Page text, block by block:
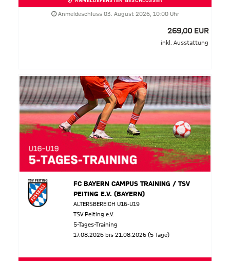
Anmeldeschluss 03. August 2026, 10:00 Uhr
269,00 EUR
inkl. Ausstattung
FC BAYERN CAMPUS TRAINING / TSV
PEITING E.V. (BAYERN)
ALTERSBEREICH U16-U19
TSV Peiting e.V.
5-Tages-Training
17.08.2026 bis 21.08.2026 (5 Tage)